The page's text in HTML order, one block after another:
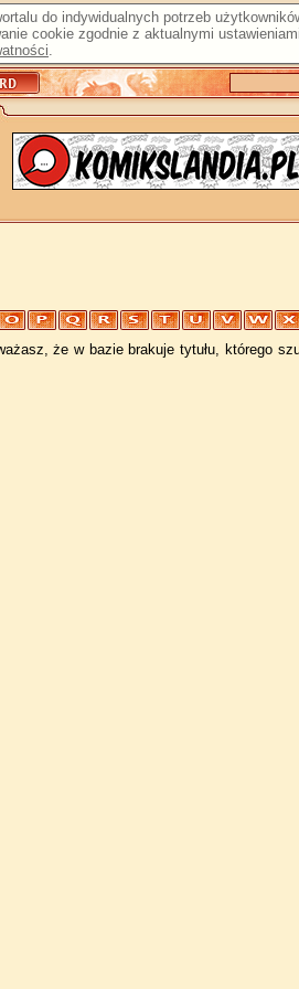
do indywidualnych potrzeb
cookie zgodnie z aktualnymi
.
że w bazie brakuje tytułu, którego